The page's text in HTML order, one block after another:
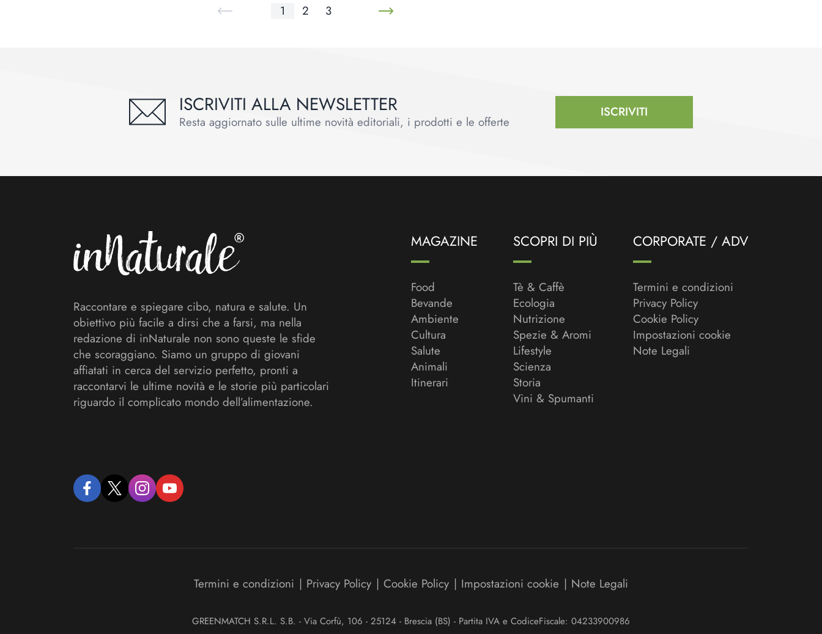
1 2 3
ISCRIVITI ALLA NEWSLETTER
Resta aggiornato sulle ultime novità editoriali, i prodotti e le offerte
ISCRIVITI
Raccontare e spiegare cibo, natura e salute. Un
obiettivo più facile a dirsi che a farsi, ma nella
redazione di inNaturale non sono queste le sfide
che scoraggiano. Siamo un gruppo di giovani
affiatati in cerca del servizio perfetto, pronti a
raccontarvi le ultime novità e le storie più particolari
riguardo il complicato mondo dell’alimentazione.
facebooktwitter instagramyoutube
MAGAZINE
Food
Bevande
Ambiente
Cultura
Salute
Animali
Itinerari
SCOPRI DI PIÙ
Tè & Caffè
Ecologia
Nutrizione
Spezie & Aromi
Lifestyle
Scienza
Storia
Vini & Spumanti
CORPORATE / ADV
Termini e condizioni
Privacy Policy
Cookie Policy
Impostazioni cookie
Note Legali
Termini e condizioni | Privacy Policy | Cookie Policy | Impostazioni cookie | Note Legali
GREENMATCH S.R.L. S.B. - Via Corfù, 106 - 25124 - Brescia (BS) - Partita IVA e CodiceFiscale: 04233900986